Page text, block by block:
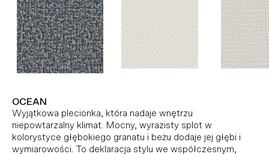
OCEAN
Wyjątkowa plecionka, która nadaje wnętrzu
niepowtarzalny klimat. Mocny, wyrazisty splot w
kolorystyce głębokiego granatu i beżu dodaje jej głębi i
wymiarowości. To deklaracja stylu we współczesnym,